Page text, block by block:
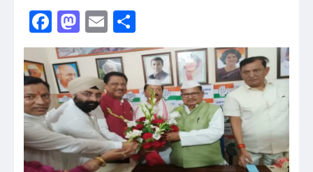
Facebook
Mastodon
Email